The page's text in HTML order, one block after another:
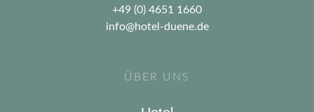
+49 (0) 4651 1660
info@hotel-duene.de
ÜBER UNS